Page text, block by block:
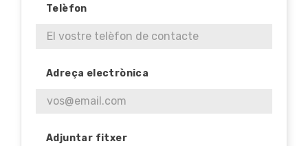
Telèfon
Adreça electrònica
Adjuntar fitxer